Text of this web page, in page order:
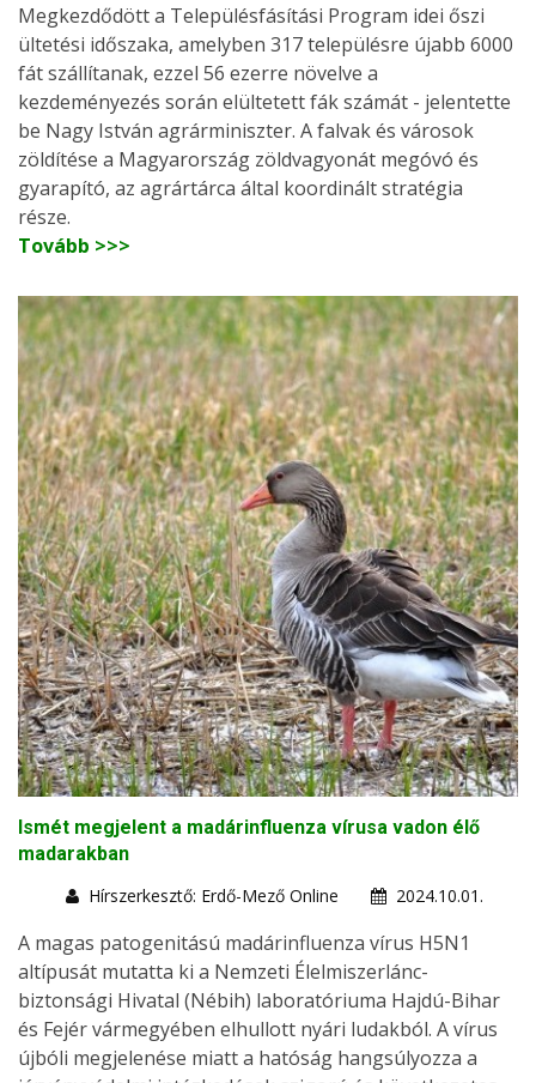
Megkezdődött a Településfásítási Program idei őszi
ültetési időszaka, amelyben 317 településre újabb 6000
fát szállítanak, ezzel 56 ezerre növelve a
kezdeményezés során elültetett fák számát - jelentette
be Nagy István agrárminiszter. A falvak és városok
zöldítése a Magyarország zöldvagyonát megóvó és
gyarapító, az agrártárca által koordinált stratégia
része.
Tovább >>>
Ismét megjelent a madárinfluenza vírusa vadon élő
madarakban
Hírszerkesztő: Erdő-Mező Online
2024.10.01.
A magas patogenitású madárinfluenza vírus H5N1
altípusát mutatta ki a Nemzeti Élelmiszerlánc-
biztonsági Hivatal (Nébih) laboratóriuma Hajdú-Bihar
és Fejér vármegyében elhullott nyári ludakból. A vírus
újbóli megjelenése miatt a hatóság hangsúlyozza a